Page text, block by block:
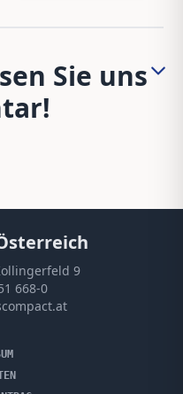
Sie uns
9
668-0